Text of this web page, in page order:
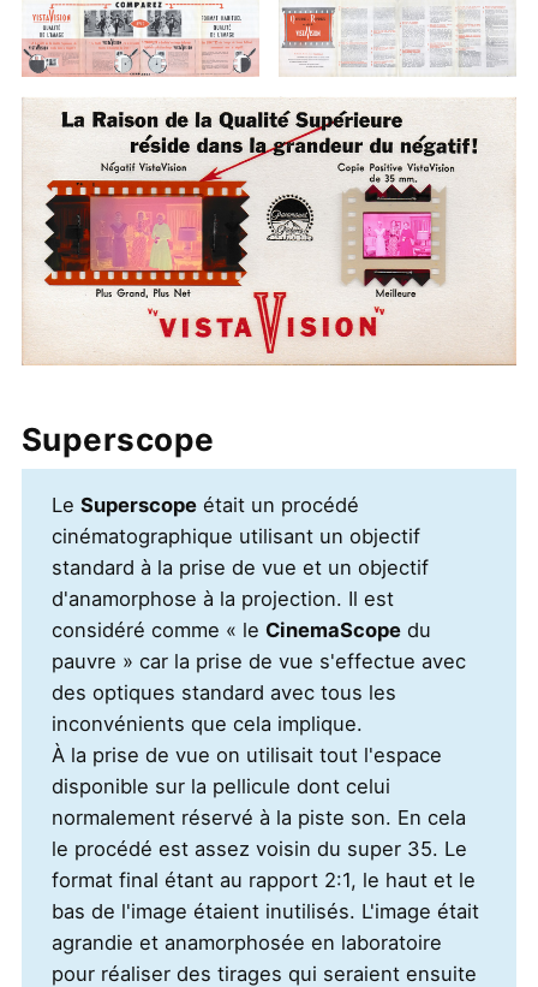
Superscope
Le Superscopeétait un procédé
cinématographique utilisant un objectif
standard à la prise de vue et un objectif
d'anamorphose à la projection. Il est
considéré comme « le CinemaScopedu
pauvre » car la prise de vue s'effectue avec
des optiques standard avec tous les
inconvénients que cela implique.
À la prise de vue on utilisait tout l'espace
disponible sur la pellicule dont celui
normalement réservé à la piste son. En cela
le procédé est assez voisin du super 35. Le
format final étant au rapport 2:1, le haut et le
bas de l'image étaient inutilisés. L'image était
agrandie et anamorphosée en laboratoire
pour réaliser des tirages qui seraient ensuite